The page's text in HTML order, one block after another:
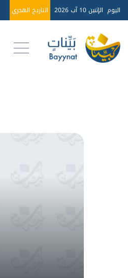
اليوم الإثنين 10 آب 2026 التاريخ الهجري